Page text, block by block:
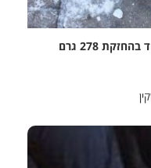
בהעדר חוות דעת מעבדה שוחרר חשוד בהחזקת 278 גרם